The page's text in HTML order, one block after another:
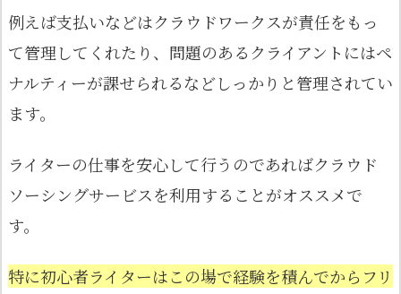
例えば支払いなどはクラウドワークスが責任をもっ
て管理してくれたり、問題のあるクライアントにはペ
ナルティーが課せられるなどしっかりと管理されてい
ます。
ライターの仕事を安心して行うのであればクラウド
ソーシングサービスを利用することがオススメで
す。
特に初心者ライターはこの場で経験を積んでからフリ